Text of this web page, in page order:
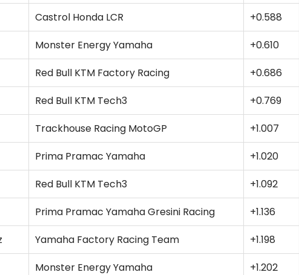
Castrol Honda LCR
+0.588
Monster Energy Yamaha
+0.610
Red Bull KTM Factory Racing
+0.686
Red Bull KTM Tech3
+0.769
Trackhouse Racing MotoGP
+1.007
Prima Pramac Yamaha
+1.020
Red Bull KTM Tech3
+1.092
Prima Pramac Yamaha Gresini Racing
+1.136
Yamaha Factory Racing Team
+1.198
Monster Energy Yamaha
+1.202